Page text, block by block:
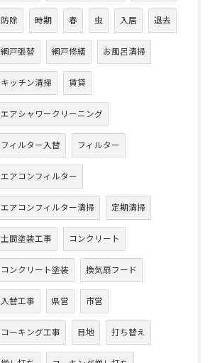
防除 時期 春 虫 入居 退去
網戸張替 網戸修繕 お風呂清掃
キッチン清掃 賃貸
エアシャワークリーニング
フィルター入替 フィルター
エアコンフィルター
エアコンフィルター清掃 定期清掃
土間塗装工事 コンクリート
コンクリート塗装 換気扇フード
入替工事 県営 市営
コーキング工事 目地 打ち替え